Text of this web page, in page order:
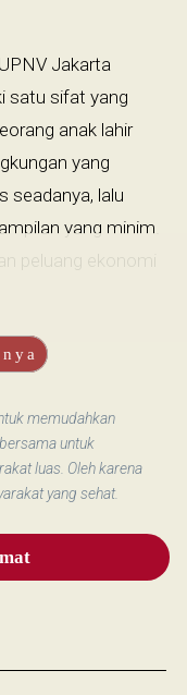
Jakarta
satu sifat yang
anak lahir
yang
seadanya, lalu
yang minim.
peluang ekonomi
memudahkan
untuk
luas. Oleh karena
yang sehat.